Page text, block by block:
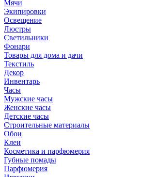
Мячи
Экипировки
Освещение
Люстры
Светильники
Фонари
Товары для дома и дачи
Текстиль
Декор
Инвентарь
Часы
Мужские часы
Женские часы
Детские часы
Строительные материалы
Обои
Клеи
Косметика и парфюмерия
Губные помады
Парфюмерия